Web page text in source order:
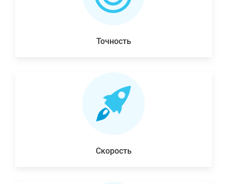
Точность
Скорость